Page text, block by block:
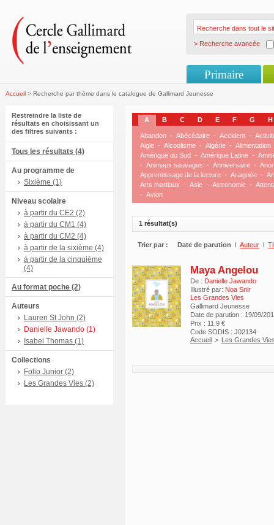
> Recherche avancée
Primaire
Accueil > Recherche par théme dans le catalogue de Gallimard Jeunesse
Restreindre la liste de
résultats en choisissant un
des filtres suivants :
Tous les résultats (4)
Au programme de
Sixième (1)
Niveau scolaire
à partir du CE2 (2)
à partir du CM1 (4)
à partir du CM2 (4)
à partir de la sixième (4)
à partir de la cinquième
(4)
Au format poche (2)
Auteurs
Lauren St John (2)
Danielle Jawando (1)
Isabel Thomas (1)
Collections
Folio Junior (2)
Les Grandes Vies (2)
A B C D E F G H
Abandon - Abécédaire - Accident -
Aigle - Alcoolisme - Algérie - Alimentation
Amérique du Sud - Amérique Latine -
- Animaux sauvages - Anniversaire -
Apprentissage de la lecture - Araignée -
Arts martiaux - Asie - Astronomie -
- Avion
1 résultat(s)
Trier par : Date de parution l Auteur l
Maya Angelou
De : Danielle Jawando
Illustré par: Noa Snir
Les Grandes Vies
Gallimard Jeunesse
Date de parution : 19/09/
Prix : 11.9 €
Code SODIS : J02134
Accueil > Les Grandes